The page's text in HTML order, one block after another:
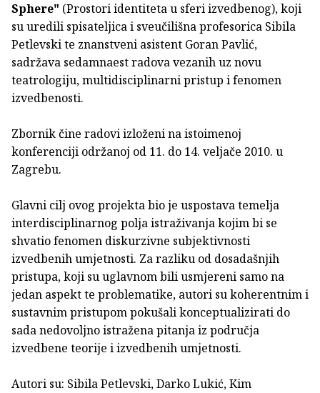
Sphere" (Prostori identiteta u sferi izvedbenog), koji
su uredili spisateljica i sveučilišna profesorica Sibila
Petlevski te znanstveni asistent Goran Pavlić,
sadržava sedamnaest radova vezanih uz novu
teatrologiju, multidisciplinarni pristup i fenomen
izvedbenosti.
Zbornik čine radovi izloženi na istoimenoj
konferenciji održanoj od 11. do 14. veljače 2010. u
Zagrebu.
Glavni cilj ovog projekta bio je uspostava temelja
interdisciplinarnog polja istraživanja kojim bi se
shvatio fenomen diskurzivne subjektivnosti
izvedbenih umjetnosti. Za razliku od dosadašnjih
pristupa, koji su uglavnom bili usmjereni samo na
jedan aspekt te problematike, autori su koherentnim i
sustavnim pristupom pokušali konceptualizirati do
sada nedovoljno istražena pitanja iz područja
izvedbene teorije i izvedbenih umjetnosti.
Autori su: Sibila Petlevski, Darko Lukić, Kim